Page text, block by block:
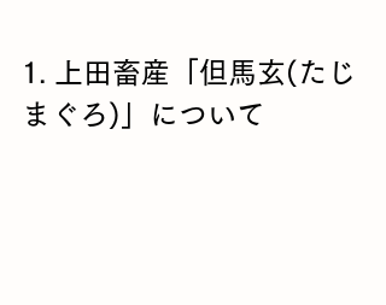
1. 上田畜産「但馬玄(たじ
まぐろ)」について